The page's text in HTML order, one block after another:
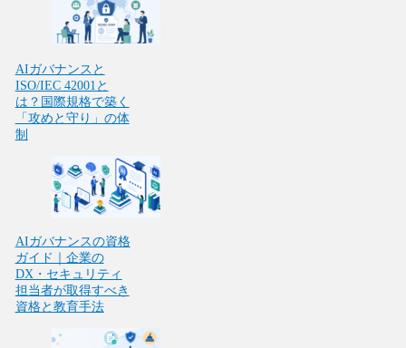
AIガバナンスと
ISO/IEC 42001と
は？国際規格で築く
「攻めと守り」の体
制
AIガバナンスの資格
ガイド｜企業の
DX・セキュリティ
担当者が取得すべき
資格と教育手法